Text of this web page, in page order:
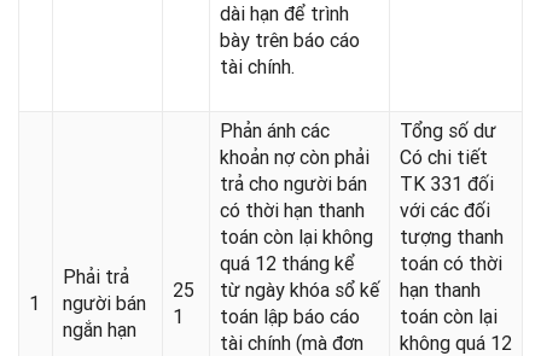
dài hạn để trình
bày trên báo cáo
tài chính.
1
Phải trả
người bán
ngắn hạn
25
1
Phản ánh các
khoản nợ còn phải
trả cho người bán
có thời hạn thanh
toán còn lại không
quá 12 tháng kể
từ ngày khóa sổ kế
toán lập báo cáo
tài chính (mà đơn
Tổng số dư
Có chi tiết
TK 331 đối
với các đối
tượng thanh
toán có thời
hạn thanh
toán còn lại
không quá 12